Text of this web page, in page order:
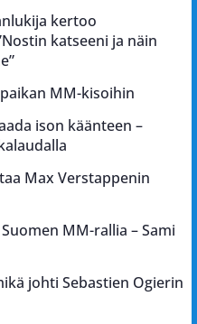
kertoo
katseeni ja näin
MM-kisoihin
ison käänteen –
Max Verstappenin
MM-rallia – Sami
johti Sebastien Ogierin